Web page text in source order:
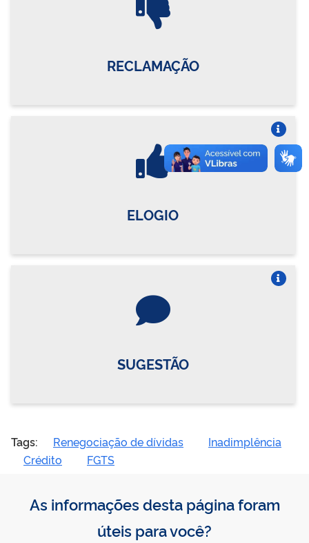
RECLAMAÇÃO
ELOGIO
Vire o card
SUGESTÃO
Tags: Renegociação de dívidas
Inadimplência
Crédito
FGTS
As informações desta página foram
úteis para você?